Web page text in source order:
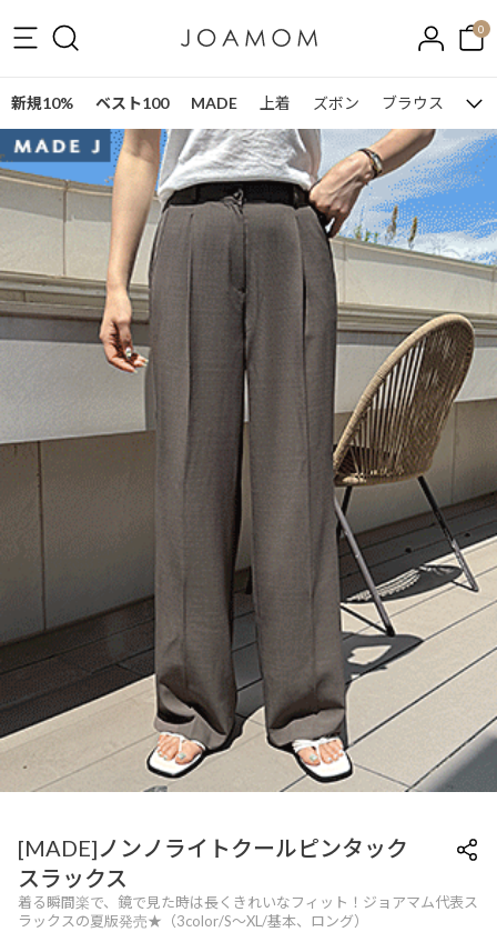
0
新規10% ベスト100 MADE 上着 ズボン ブラウス ワ
[MADE]ノンノライトクールピンタック
スラックス
着る瞬間楽で、鏡で見た時は長くきれいなフィット！ジョアマム代表ス
ラックスの夏版発売★（3color/S～XL/基本、ロング）